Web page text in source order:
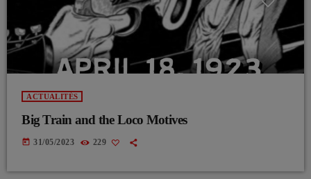
ACTUALITÉS
Big Train and the Loco Motives
today 31/05/2023 229